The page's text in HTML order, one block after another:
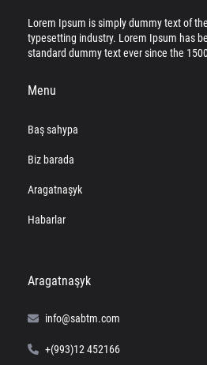
Lorem Ipsum is simply dummy text of
typesetting industry. Lorem Ipsum has
standard dummy text ever since the
Menu
Baş sahypa
Biz barada
Aragatnaşyk
Habarlar
Aragatnaşyk
info@sabtm.com
+(993)12 452166